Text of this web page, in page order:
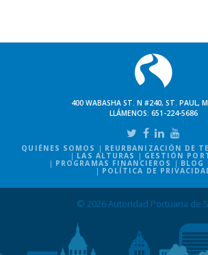
400 WABASHA ST. N #240, ST. PAUL,
LLÁMENOS: 651-224-5686
QUIÉNES SOMOS REURBANIZACIÓN DE
LAS ALTURAS GESTIÓN
PROGRAMAS FINANCIEROS BLOG
POLÍTICA DE
© 2026 Autoridad Portuaria de